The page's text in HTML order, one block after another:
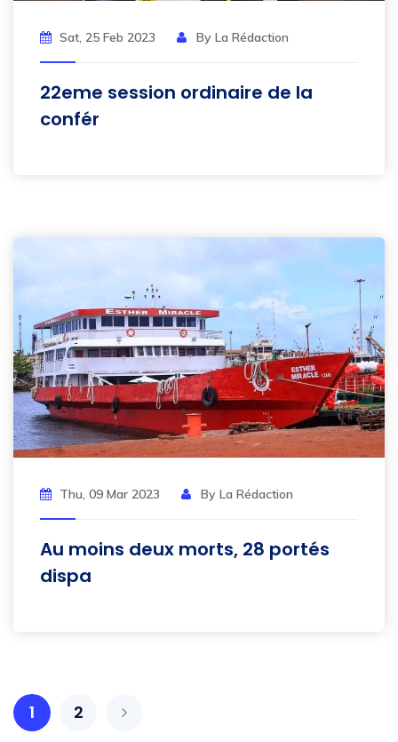
Sat, 25 Feb 2023 By La Rédaction
22eme session ordinaire de la
confér
Thu, 09 Mar 2023 By La Rédaction
Au moins deux morts, 28 portés
dispa
1 2